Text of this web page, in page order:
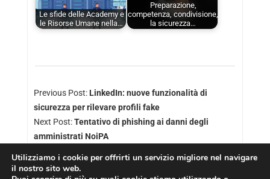
Le sfide delle Academy e
le Risorse Umane nella…
Preparazione,
competenza, condivisione,
la sicurezza…
Previous Post: LinkedIn: nuove funzionalità di
sicurezza per rilevare profili fake
Next Post:Tentativo di phishing ai danni degli
amministrati NoiPA
Utilizziamo i cookie per offrirti un servizio migliore nel navigare
il nostro sito web.